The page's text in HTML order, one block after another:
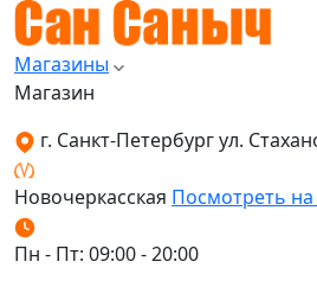
Магазины
Магазин
г. Санкт-Петербург ул.
Новочеркасская Посмотреть на
Пн - Пт: 09:00 - 20:00